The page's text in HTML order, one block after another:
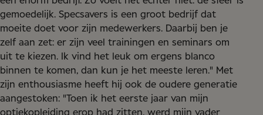
gemoedelijk. Specsavers is een groot bedrijf dat
moeite doet voor zijn medewerkers. Daarbij ben je
zelf aan zet: er zijn veel trainingen en seminars om
uit te kiezen. Ik vind het leuk om ergens blanco
binnen te komen, dan kun je het meeste leren." Met
zijn enthousiasme heeft hij ook de oudere generatie
aangestoken: "Toen ik het eerste jaar van mijn
optiekopleiding erop had zitten, werd mijn vader